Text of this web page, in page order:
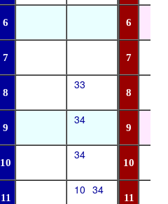
6
7
8
33
9
34
10
34
11
10 34
6
7
8
9
10
11